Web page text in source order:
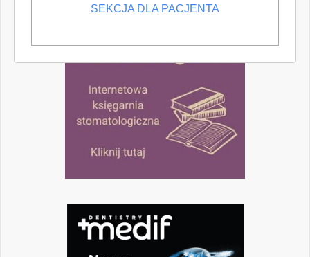
SEKCJA DLA PACJENTA